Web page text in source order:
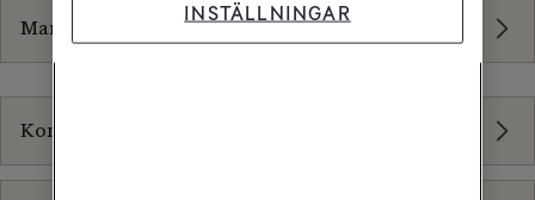
Manualer
Kom igång
INSTÄLLNINGAR